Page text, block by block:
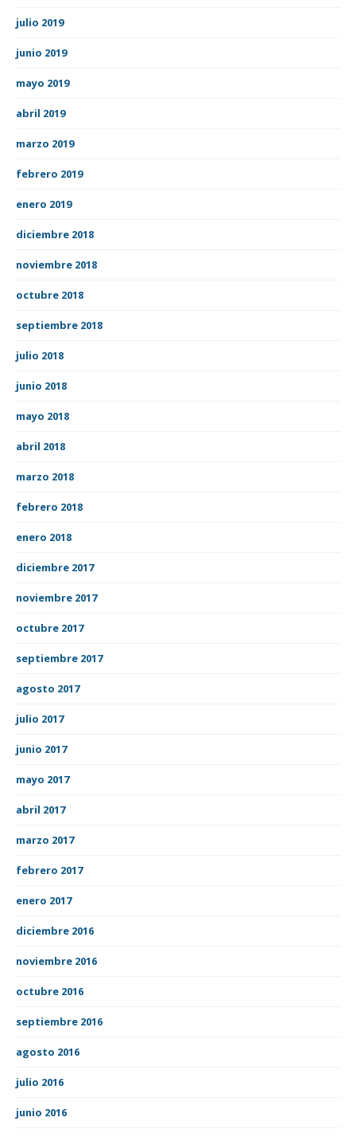
julio 2019
junio 2019
mayo 2019
abril 2019
marzo 2019
febrero 2019
enero 2019
diciembre 2018
noviembre 2018
octubre 2018
septiembre 2018
julio 2018
junio 2018
mayo 2018
abril 2018
marzo 2018
febrero 2018
enero 2018
diciembre 2017
noviembre 2017
octubre 2017
septiembre 2017
agosto 2017
julio 2017
junio 2017
mayo 2017
abril 2017
marzo 2017
febrero 2017
enero 2017
diciembre 2016
noviembre 2016
octubre 2016
septiembre 2016
agosto 2016
julio 2016
junio 2016